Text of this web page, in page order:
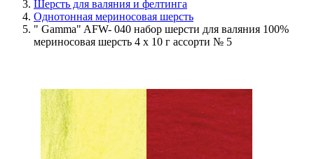
Шерсть для валяния и фелтинга
Однотонная мериносовая шерсть
" Gamma" AFW- 040 набор шерсти для валяния 100%
мериносовая шерсть 4 х 10 г ассорти № 5